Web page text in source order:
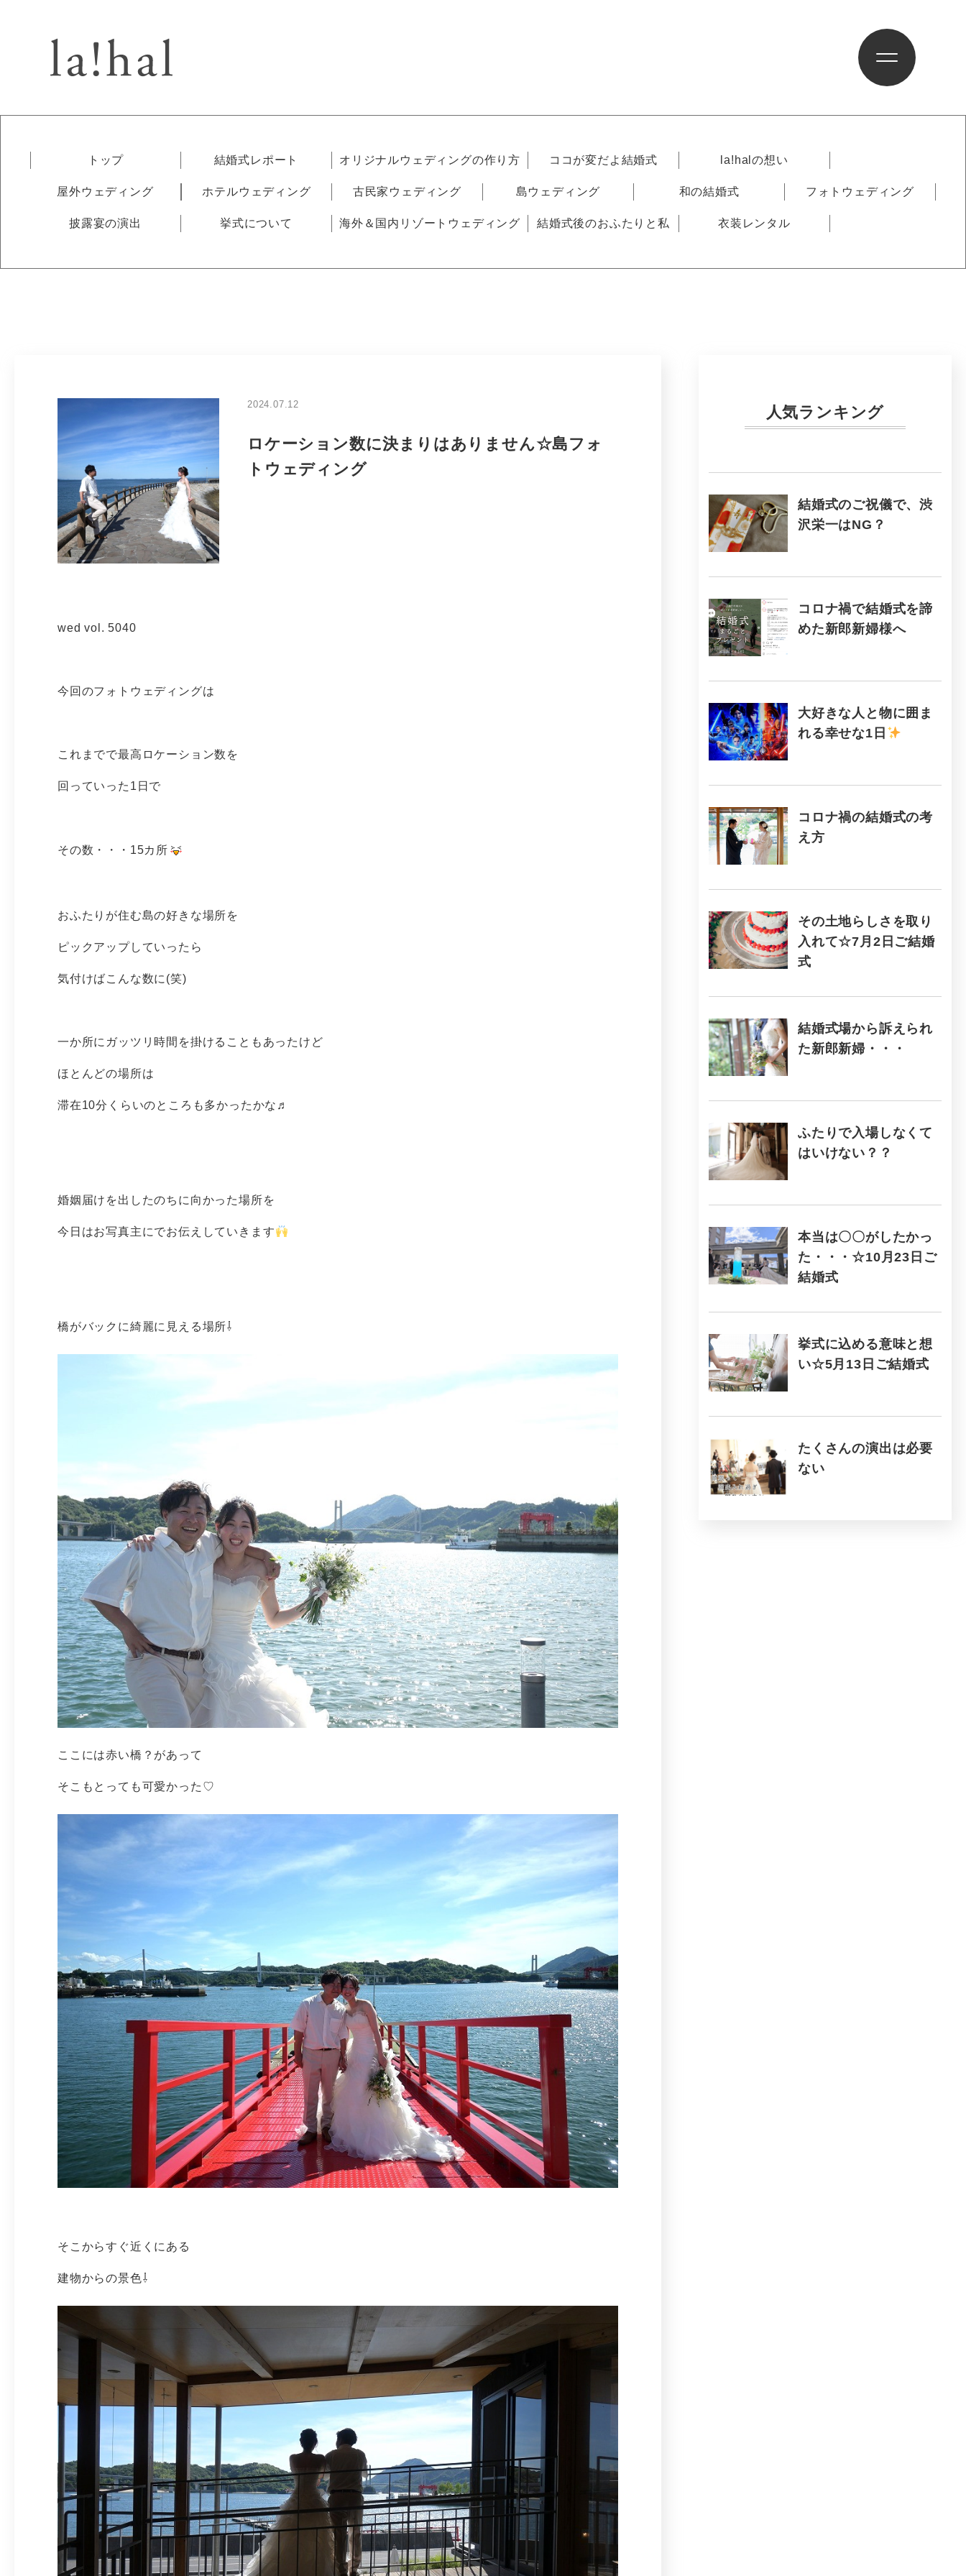
トップ 結婚式レポート オリジナルウェディングの作り方 ココが変だよ結婚式 la!halの想い
屋外ウェディング ホテルウェディング 古民家ウェディング 島ウェディング 和の結婚式 フォトウェディング
披露宴の演出 挙式について 海外＆国内リゾートウェディング 結婚式後のおふたりと私 衣装レンタル
2024.07.12
ロケーション数に決まりはありません☆島フォ
トウェディング
wed vol. 5040
今回のフォトウェディングは
これまでで最高ロケーション数を
回っていった1日で
その数・・・15カ所
おふたりが住む島の好きな場所を
ピックアップしていったら
気付けばこんな数に(笑)
一か所にガッツリ時間を掛けることもあったけど
ほとんどの場所は
滞在10分くらいのところも多かったかな♬
婚姻届けを出したのちに向かった場所を
今日はお写真主にでお伝えしていきます
橋がバックに綺麗に見える場所⇩
ここには赤い橋？があって
そこもとっても可愛かった♡
そこからすぐ近くにある
建物からの景色⇩
人気ランキング
結婚式のご祝儀で、渋
沢栄一はNG？
コロナ禍で結婚式を諦
めた新郎新婦様へ
大好きな人と物に囲ま
れる幸せな1日
コロナ禍の結婚式の考
え方
その土地らしさを取り
入れて☆7月2日ご結婚
式
結婚式場から訴えられ
た新郎新婦・・・
ふたりで入場しなくて
はいけない？？
本当は〇〇がしたかっ
た・・・☆10月23日ご
結婚式
挙式に込める意味と想
い☆5月13日ご結婚式
たくさんの演出は必要
ない